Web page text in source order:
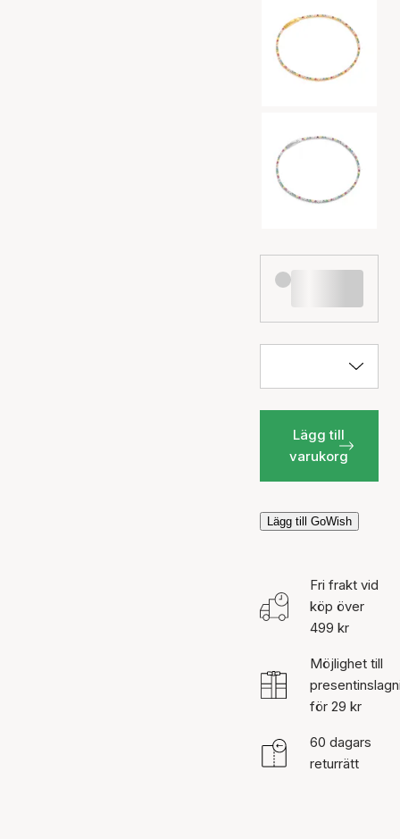
Lägg till
varukorg
Lägg till GoWish
Fri frakt vid
köp över
499 kr
Möjlighet till
för 29 kr
60 dagars
returrätt